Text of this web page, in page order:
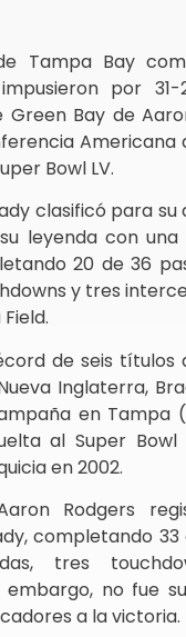
Tampa Bay
por
Green Bay de
Americana
Bowl LV.
clasificó para su
leyenda con
20 de 36
y tres
de seis títulos
Inglaterra,
en Tampa
al Super
en 2002.
Rodgers
completando
tres
embargo, no fue
a la victoria.